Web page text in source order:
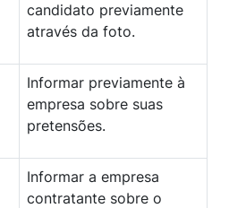
candidato previamente
através da foto.
Informar previamente à
empresa sobre suas
pretensões.
Informar a empresa
contratante sobre o